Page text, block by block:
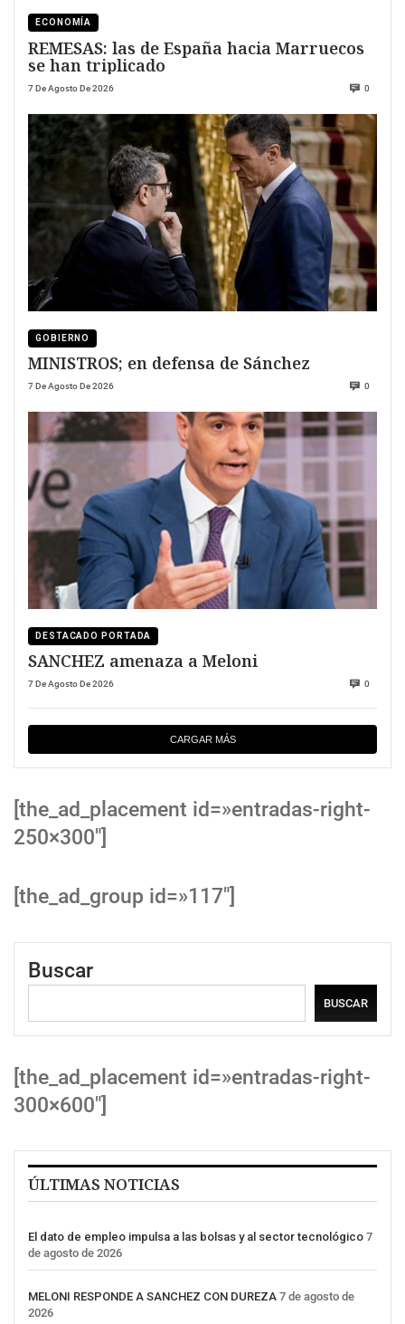
ECONOMÍA
REMESAS: las de España hacia Marruecos
se han triplicado
7 De Agosto De 2026 0
GOBIERNO
MINISTROS; en defensa de Sánchez
7 De Agosto De 2026 0
DESTACADO PORTADA
SANCHEZ amenaza a Meloni
7 De Agosto De 2026 0
CARGAR MÁS
[the_ad_placement id=»entradas-right-
250×300″]
[the_ad_group id=»117″]
Buscar
BUSCAR
[the_ad_placement id=»entradas-right-
300×600″]
ÚLTIMAS NOTICIAS
El dato de empleo impulsa a las bolsas y al sector tecnológico 7
de agosto de 2026
MELONI RESPONDE A SANCHEZ CON DUREZA 7 de agosto de
2026